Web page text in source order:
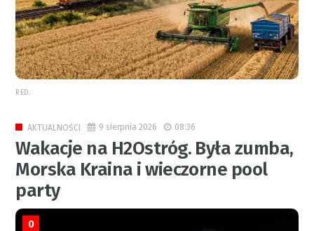
RED.
AKTUALNOŚCI 9 sierpnia 2026 08:36
Wakacje na H2Ostróg. Była zumba,
Morska Kraina i wieczorne pool
party
0